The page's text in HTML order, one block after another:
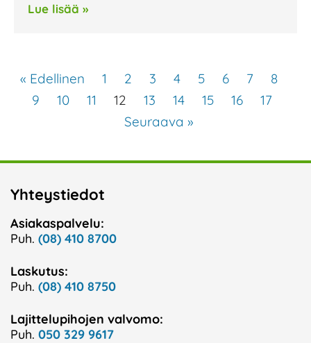
Lue lisää »
« Edellinen 1 2 3 4 5 6 7
8
9
10 11 12 13 14 15 16
17
Seuraava »
Yhteystiedot
Asiakaspalvelu:
Puh. (08) 410 8700
Laskutus:
Puh. (08) 410 8750
Lajittelupihojen valvomo:
Puh. 050 329 9617